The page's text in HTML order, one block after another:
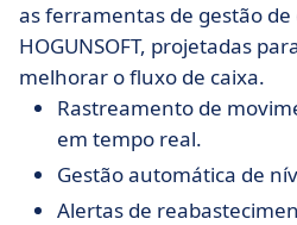
as ferramentas de gestão
HOGUNSOFT, projetadas
melhorar o fluxo de caixa.
Rastreamento de
em tempo real.
Gestão automática de
Alertas de